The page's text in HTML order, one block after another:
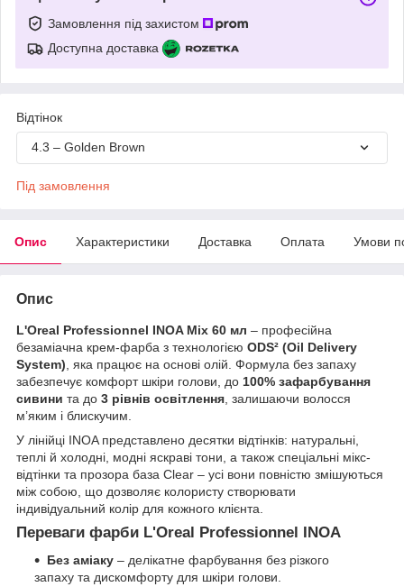
Замовлення під захистом
Доступна доставка
Відтінок
4.3 – Golden Brown
Під замовлення
Опис Характеристики Доставка Оплата Умови
Опис
L'Oreal Professionnel INOA Mix 60 мл – професійна
безаміачна крем-фарба з технологією ODS² (Oil Delivery
System) , яка працює на основі олій. Формула без запаху
забезпечує комфорт шкіри голови, до 100% зафарбування
сивини та до 3 рівнів освітлення , залишаючи волосся
м’яким і блискучим.
У лінійці INOA представлено десятки відтінків: натуральні,
теплі й холодні, модні яскраві тони, а також спеціальні мікс-
відтінки та прозора база Clear – усі вони повністю змішуються
між собою, що дозволяє колористу створювати
індивідуальний колір для кожного клієнта.
Переваги фарби L'Oreal Professionnel INOA
Без аміаку – делікатне фарбування без різкого
запаху та дискомфорту для шкіри голови.